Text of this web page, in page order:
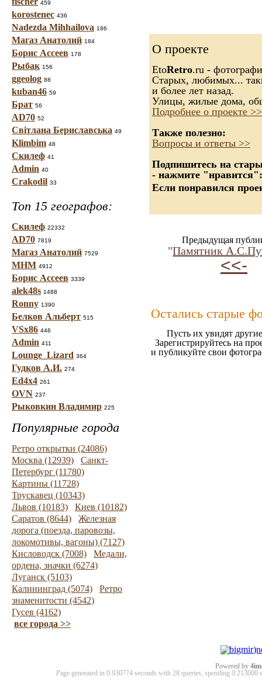
459
korostenec 436
Nadezda Mihhailova 186
Магаз Анатолий 184
Борис Ассеев 178
Рыбак 156
ggeolog 88
kuban46 59
Брат 56
AD70 52
Світлана Бериславська 49
Klimbim 48
Скилеф 41
Admin 40
Crakodil 33
Топ 15 географов:
Скилеф 22332
AD70 7819
Магаз Анатолий 7529
МНМ 4912
Борис Ассеев 3339
alek48s 1488
Ronny 1390
Белков Альберт 515
VSx86 446
Admin 411
Lounge_Lizard 364
Гудков А.И. 274
Ed4x4 261
OVN 237
Рыковкин Владимир 225
Популярные города
Ретро открытки (24086)
Москва (12939)
Санкт-
Петербург (11780)
Картины (11728)
Трускавец (10343)
Львов (10183)
Киев (10182)
Саратов (8644)
Железная
дорога (поезда, паровозы,
локомотивы, вагоны) (7127)
Кисловодск (7008)
Медали,
ордена, значки (6274)
Луганск (5103)
Калининград (5074)
Ретро
знаменитости (4542)
Гусев (4162)
все города >>
О проекте
EtoRetro.ru -
Старых, любимых...
и более лет назад.
Улицы, жилые дома,
Подробнее о проекте >>
Также полезно:
Вопросы и ответы >>
Подпишитесь на
- нажмите "нравится":
Если понравился
Предыдущая
"Памятник
<<-
Остались старые
Пусть их увидят
Зарегистрируйтесь на
и публикуйте свои
Powered by
Page generated in 0.930774 seconds with 28 queries, spending